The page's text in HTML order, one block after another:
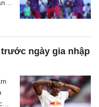
ngày gia nhập